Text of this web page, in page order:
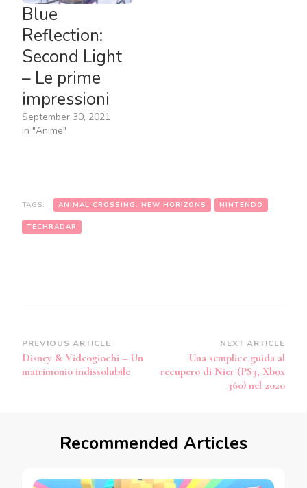
Blue
Reflection:
Second Light
– Le prime
impressioni
September 30, 2021
In "Anime"
TAGS: ANIMAL CROSSING: NEW HORIZONS NINTENDO
TECHRADAR
Post
Navigation
PREVIOUS ARTICLE
Disney & Videogiochi – Un
matrimonio indissolubile
NEXT ARTICLE
Una semplice guida al
recupero di Nier (PS3, Xbox
360) nel 2020
Recommended Articles